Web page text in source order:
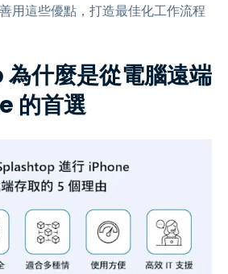
用這些優點，打造最佳化工作流程
什麼是從電腦遠端
的首選